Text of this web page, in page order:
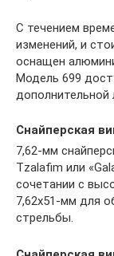
С течением
изменений, и
оснащен
Модель 699
Снайперская
7,62-мм
Tzalafim или
сочетании с
7,62х51-мм для
стрельбы.